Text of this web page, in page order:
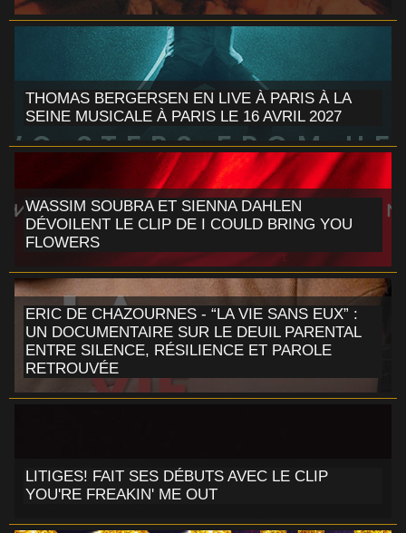
THOMAS BERGERSEN EN LIVE À PARIS À LA
SEINE MUSICALE À PARIS LE 16 AVRIL 2027
WASSIM SOUBRA ET SIENNA DAHLEN
DÉVOILENT LE CLIP DE I COULD BRING YOU
FLOWERS
ERIC DE CHAZOURNES - “LA VIE SANS EUX” :
UN DOCUMENTAIRE SUR LE DEUIL PARENTAL
ENTRE SILENCE, RÉSILIENCE ET PAROLE
RETROUVÉE
LITIGES! FAIT SES DÉBUTS AVEC LE CLIP
YOU'RE FREAKIN' ME OUT